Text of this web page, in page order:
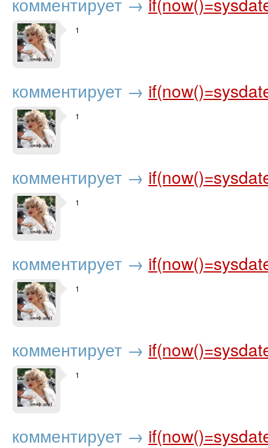
1
комментирует →
1
комментирует →
1
комментирует →
1
комментирует →
1
комментирует →